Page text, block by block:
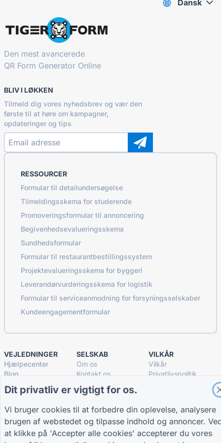
Den mest avancerede
QR Form Generator Online
BLIV I LØKKEN
Tilmeld dig vores nyhedsbrev og vær den
første til at høre om kampagner,
opdateringer og tips
RESSOURCER
Formular til detailundersøgelse
Tilmeldingsskema for studerende
Promoveringsformular til annoncering
Begivenhedsevalueringsskema
Sundhedsformular
Formular til restaurantbestillingssystem
Projektevalueringsskema for byggeri
Leverandørvurderingsskema for logistik
Formular til serviceanmodning for forsyningsselskaber
Kundeengagementformular
VEJLEDNINGER
Hjælpecenter
Blog
TIGER FORM
Vejledning
SELSKAB
Om os
Kontakt os
VILKÅR
Vilkår
Privatlivspolitik
Dansk
Dit privatliv er vigtigt for os.
Vi bruger cookies til at forbedre din oplevelse, analysere
brugen af webstedet og tilpasse indhold og annoncer.
at klikke på 'Accepter alle cookies' accepterer du vores